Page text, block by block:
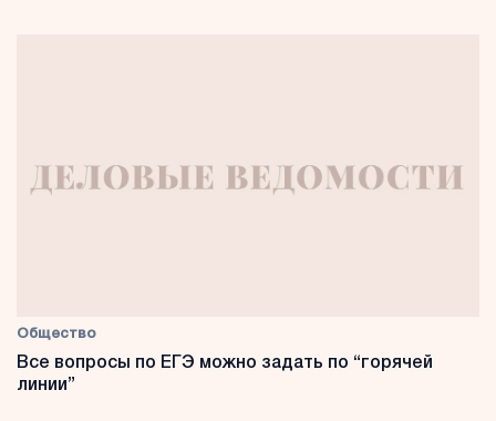
Общество
Все вопросы по ЕГЭ можно задать по “горячей
линии”